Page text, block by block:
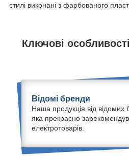
стилі виконані з фарбованого
Ключові
Відомі бренди
Наша продукція від відомих
яка прекрасно
електротоварів.